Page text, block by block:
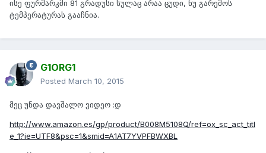
ისე ფურმარკში 81 გრადუსი სულაც არაა ცუდი, ნუ გარემოს
ტემპერატურას გააჩნია.
G1ORG1
Posted March 10, 2015
მეც უნდა დავშალო ვიდეო :დ
http://www.amazon.es/gp/product/B008M5108Q/ref=ox_sc_act_titl
e_1?ie=UTF8&psc=1&smid=A1AT7YVPFBWXBL